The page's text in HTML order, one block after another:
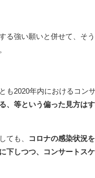
強い願いと併せて、そ
も2020年内におけるコン
、等という偏った見方は
ても、
コロナの感染状況
下しつつ、コンサートス